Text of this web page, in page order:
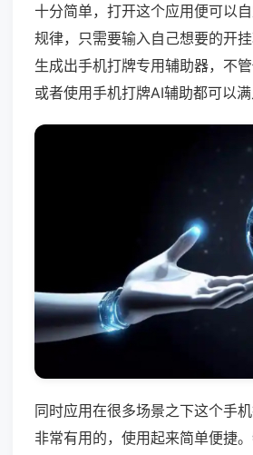
十分简单，打开这个应用便可以
规律，只需要输入自己想要的开
生成出手机打牌专用辅助器，不
或者使用手机打牌AI辅助都可以满
同时应用在很多场景之下这个手
非常有用的，使用起来简单便捷